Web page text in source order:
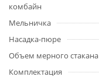
комбайн
Мельничка
Насадка-пюре
Объем мерного стакана
Комплектация